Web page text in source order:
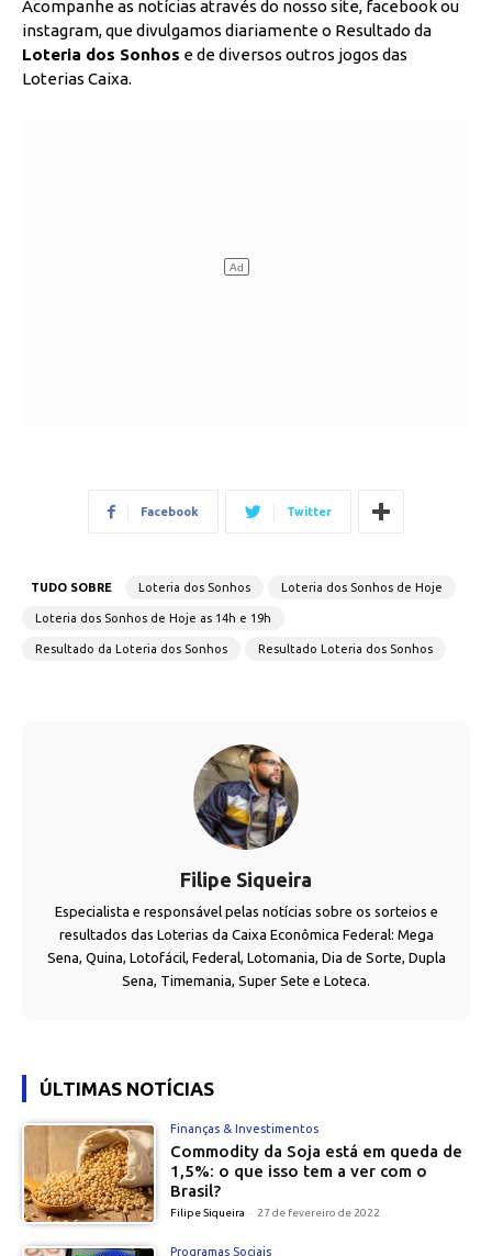
Acompanhe as notícias através do nosso site, facebook ou
instagram, que divulgamos diariamente o Resultado da
Loteria dos Sonhos e de diversos outros jogos das
Loterias Caixa.
Facebook Twitter
TUDO SOBRE Loteria dos Sonhos Loteria dos Sonhos de Hoje
Loteria dos Sonhos de Hoje as 14h e 19h
Resultado da Loteria dos Sonhos Resultado Loteria dos Sonhos
Filipe Siqueira
Especialista e responsável pelas notícias sobre os sorteios e
resultados das Loterias da Caixa Econômica Federal: Mega
Sena, Quina, Lotofácil, Federal, Lotomania, Dia de Sorte, Dupla
Sena, Timemania, Super Sete e Loteca.
ÚLTIMAS NOTÍCIAS
Finanças & Investimentos
Commodity da Soja está em queda de
1,5%: o que isso tem a ver com o
Brasil?
Filipe Siqueira - 27 de fevereiro de 2022
Programas Sociais